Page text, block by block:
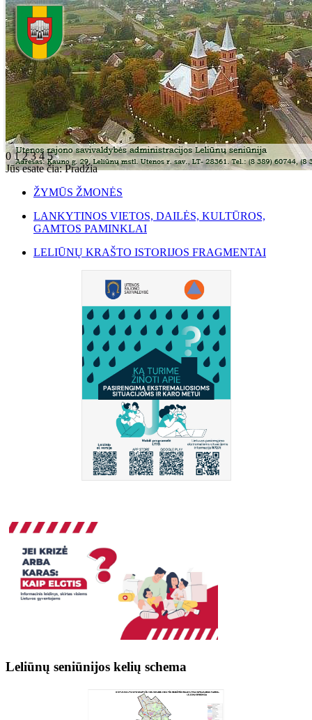
012345
Jūs esate čia:Pradžia
ŽYMŪS ŽMONĖS
LANKYTINOS VIETOS, DAILĖS, KULTŪROS,
GAMTOS PAMINKLAI
LELIŪNŲ KRAŠTO ISTORIJOS FRAGMENTAI
Leliūnų seniūnijos kelių schema